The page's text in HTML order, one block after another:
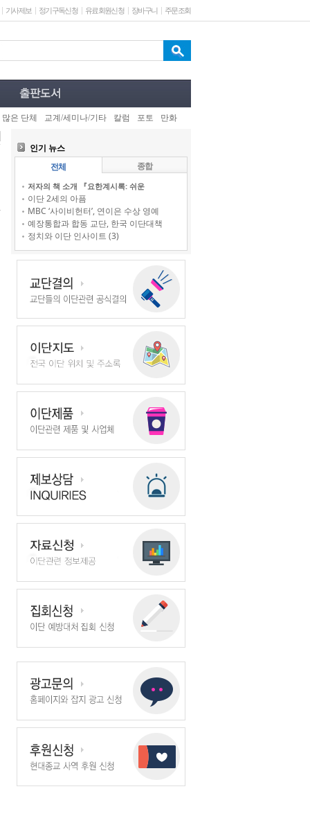
기사제보 정기구독신청 유료회원신청 장바구니 주문조회
은 단체 교계/세미나/기타 칼럼 포토 만화
인기 뉴스
전체
종합
저자의 책 소개 『요한계시록: 쉬운
이단 2세의 아픔
MBC ‘사이비헌터’, 연이은 수상 영예
예장통합과 합동 교단, 한국 이단대책
정치와 이단 인사이트 (3)